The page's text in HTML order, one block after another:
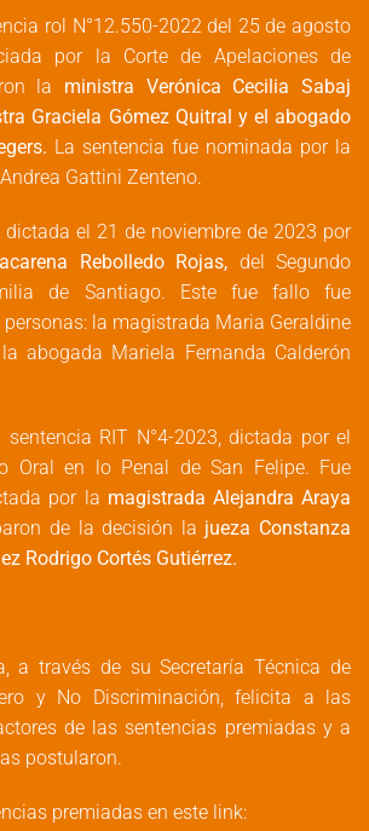
rol N°12.550-2022 del 25 de agosto
por la Corte de Apelaciones de
la ministra Verónica Cecilia Sabaj
Graciela Gómez Quitral y el abogado
La sentencia fue nominada por la
Gattini Zenteno.
dictada el 21 de noviembre de 2023 por
Rebolledo Rojas, del Segundo
de Santiago. Este fue fallo fue
la magistrada Maria Geraldine
abogada Mariela Fernanda Calderón
sentencia RIT N°4-2023, dictada por el
Oral en lo Penal de San Felipe. Fue
por la magistrada Alejandra Araya
de la decisión la jueza Constanza
Rodrigo Cortés Gutiérrez.
a través de su Secretaría Técnica de
y No Discriminación, felicita a las
de las sentencias premiadas y a
postularon.
premiadas en este link: